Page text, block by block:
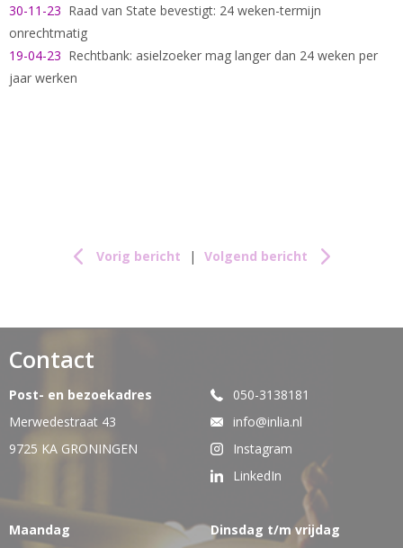
30-11-23 Raad van State bevestigt: 24 weken-termijn
onrechtmatig
19-04-23 Rechtbank: asielzoeker mag langer dan 24 weken per
jaar werken
Vorig bericht | Volgend bericht
Contact
Post- en bezoekadres
Merwedestraat 43
9725 KA GRONINGEN
050-3138181
info@inlia.nl
Instagram
LinkedIn
Maandag
Dinsdag t/m vrijdag